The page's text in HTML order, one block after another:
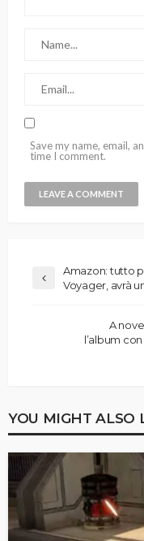
Save my name, email,
time I comment.
Amazon: tutto
Voyager, avrà
A
l’album
YOU MIGHT ALSO